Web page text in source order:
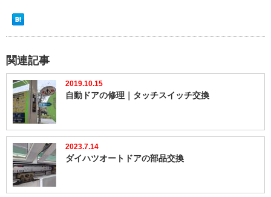
関連記事
2019.10.15
自動ドアの修理｜タッチスイッチ交換
2023.7.14
ダイハツオートドアの部品交換